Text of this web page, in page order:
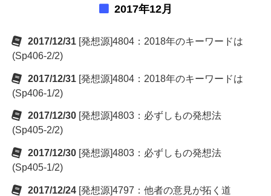
2017年12月
2017/12/31 [発想源]4804：2018年のキーワードは
(Sp406-2/2)
2017/12/31 [発想源]4804：2018年のキーワードは
(Sp406-1/2)
2017/12/30 [発想源]4803：必ずしもの発想法
(Sp405-2/2)
2017/12/30 [発想源]4803：必ずしもの発想法
(Sp405-1/2)
2017/12/24 [発想源]4797：他者の意見が拓く道